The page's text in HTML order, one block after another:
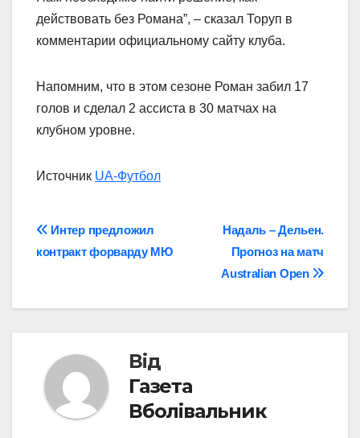
действовать без Романа”, – сказал Торуп в
комментарии официальному сайту клуба.
Напомним, что в этом сезоне Роман забил 17
голов и сделал 2 ассиста в 30 матчах на
клубном уровне.
Источник UA-Футбол
Навігація
записів
Надаль – Дельен.
Прогноз на матч
Australian Open
Интер предложил
контракт форварду МЮ
Від
Газета
Вболівальник